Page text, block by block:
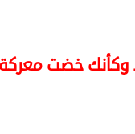
خضت معركة؟